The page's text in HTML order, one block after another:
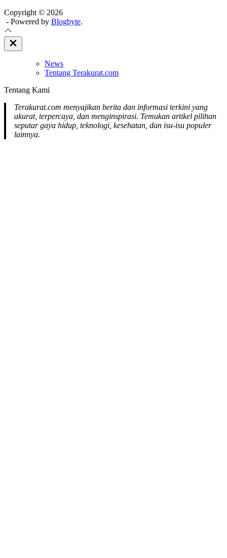
Copyright © 2026
- Powered by Blogbyte.
Close
Off
News
Tentang Terakurat.com
Tentang Kami
Terakurat.com menyajikan berita dan informasi terkini yang
akurat, terpercaya, dan menginspirasi. Temukan artikel pilihan
seputar gaya hidup, teknologi, kesehatan, dan isu-isu populer
lainnya.